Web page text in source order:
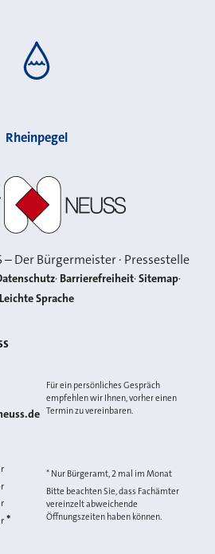
Rheinpegel
– Der Bürgermeister · Pressestelle
Barrierefreiheit Sitemap
Leichte Sprache
Für ein persönliches Gespräch
empfehlen wir Ihnen, vorher einen
Termin zu vereinbaren.
*
* Nur Bürgeramt, 2 mal im Monat
Bitte beachten Sie, dass Fachämter
vereinzelt abweichende
Öffnungszeiten haben können.